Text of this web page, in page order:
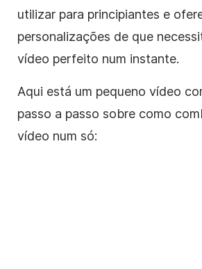
utilizar para principiantes e
personalizações de que
vídeo perfeito num instante.
Aqui está um pequeno vídeo
passo a passo sobre como
vídeo num só: